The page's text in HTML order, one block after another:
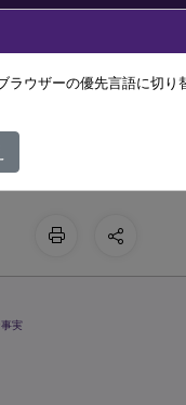
Toolkitにつ
実
ラウザーの優先言語に切り